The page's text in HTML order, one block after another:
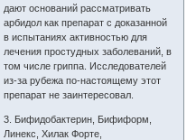
дают оснований рассматривать
арбидол как препарат с доказанной
в испытаниях активностью для
лечения простудных заболеваний, в
том числе гриппа. Исследователей
из-за рубежа по-настоящему этот
препарат не заинтересовал.
3. Бифидобактерин, Бифиформ,
Линекс, Хилак Форте,